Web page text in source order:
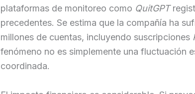
plataformas de monitoreo como QuitGPT
precedentes. Se estima que la compañía ha
millones de cuentas, incluyendo suscripciones
fenómeno no es simplemente una fluctuación
coordinada.